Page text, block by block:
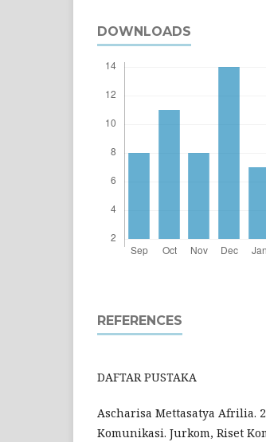
DOWNLOADS
REFERENCES
DAFTAR PUSTAKA
Ascharisa Mettasatya Afrilia.
Komunikasi. Jurkom, Riset